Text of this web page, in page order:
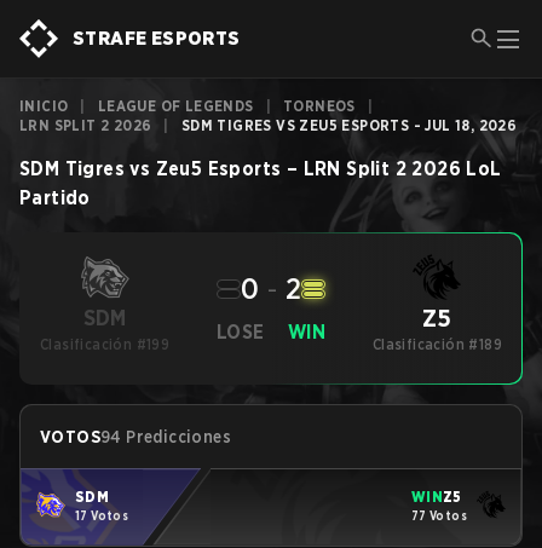
STRAFE ESPORTS
INICIO LEAGUE OF LEGENDS TORNEOS
LRN SPLIT 2 2026
SDM TIGRES VS ZEU5 ESPORTS - JUL 18, 2026
SDM Tigres vs Zeu5 Esports – LRN Split 2 2026 LoL
Partido
SDM
Clasificación #199
LOSE
0 - 2
WIN Z5
Clasificación #189
VOTOS94 Predicciones
SDM
17 Votos
WINZ5
77 Votos